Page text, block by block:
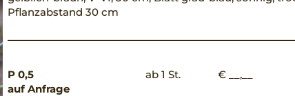
Pflanzabstand 30 cm
P 0,5
auf Anfrage
ab 1 St. € __,__